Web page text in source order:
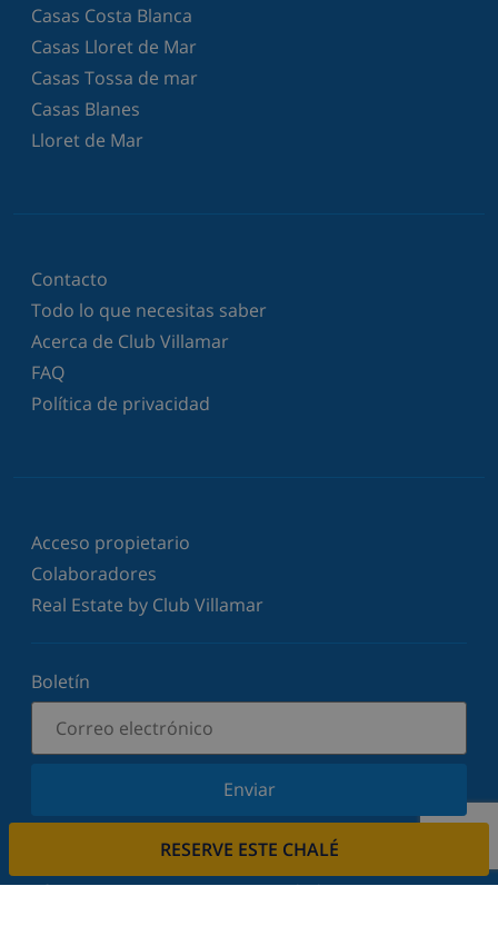
RESERVE ESTE CHALÉ
Casas Costa Blanca
Casas Lloret de Mar
Casas Tossa de mar
Casas Blanes
Lloret de Mar
Contacto
Todo lo que necesitas saber
Acerca de Club Villamar
FAQ
Política de privacidad
Acceso propietario
Colaboradores
Real Estate by Club Villamar
Boletín
Enviar
Suscríbase a nuestro boletín y manténgase
ofertas. Respetamos su privacidad.